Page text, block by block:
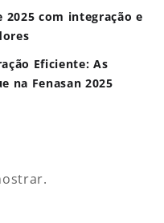
com integração e
Eficiente: As
na Fenasan 2025